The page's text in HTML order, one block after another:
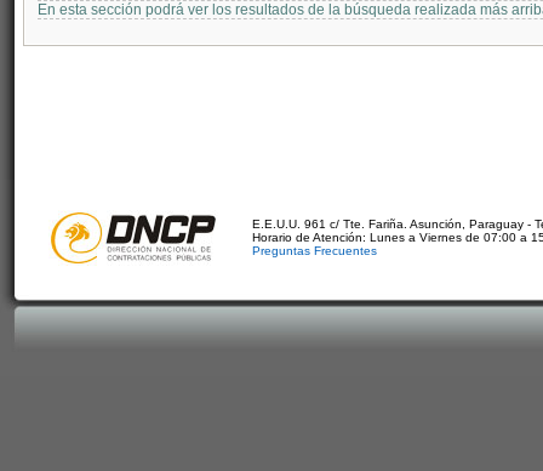
En esta sección podrá ver los resultados de la búsqueda realizada más
E.E.U.U. 961 c/ Tte. Fariña. Asunción, Paraguay -
Horario de Atención: Lunes a Viernes de 07:00 a
Preguntas Frecuentes